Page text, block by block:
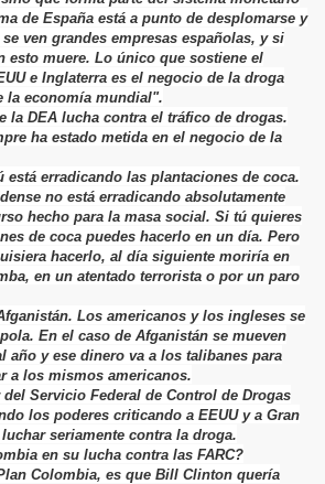
de España está a punto de desplomarse y
ven grandes empresas españolas, y si
esto muere. Lo único que sostiene el
e Inglaterra es el negocio de la droga
la economía mundial".
la DEA lucha contra el tráfico de drogas.
ha estado metida en el negocio de la
está erradicando las plantaciones de coca.
no está erradicando absolutamente
hecho para la masa social. Si tú quieres
de coca puedes hacerlo en un día. Pero
hacerlo, al día siguiente moriría en
en un atentado terrorista o por un paro
Los americanos y los ingleses se
En el caso de Afganistán se mueven
año y ese dinero va a los talibanes para
a los mismos americanos.
Servicio Federal de Control de Drogas
los poderes criticando a EEUU y a Gran
seriamente contra la droga.
en su lucha contra las FARC?
Colombia, es que Bill Clinton quería